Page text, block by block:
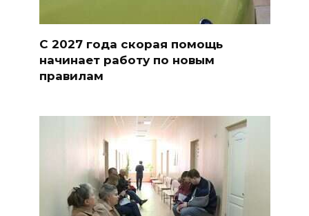
С 2027 года скорая помощь
начинает работу по новым
правилам